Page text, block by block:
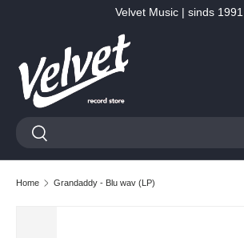
Velvet Music | sinds 1991
Zoeken
Zoeken
Home Grandaddy - Blu wav (LP)